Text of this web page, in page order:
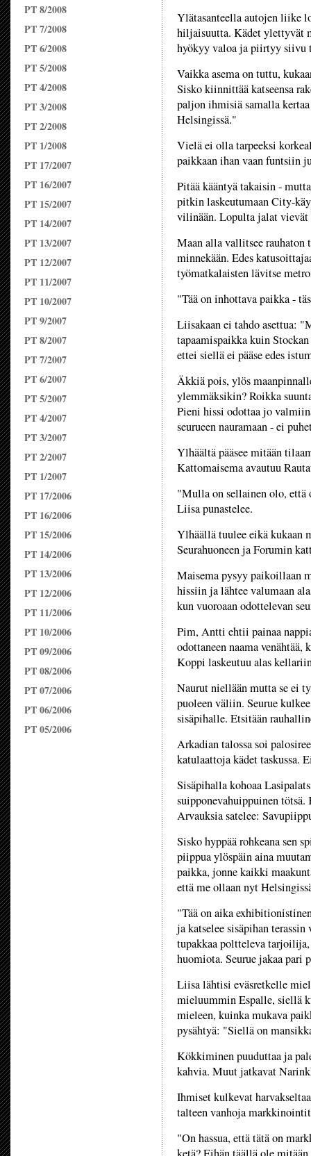
PT 8/2008
PT 7/2008
PT 6/2008
PT 5/2008
PT 4/2008
PT 3/2008
PT 2/2008
PT 1/2008
PT 17/2007
PT 16/2007
PT 15/2007
PT 14/2007
PT 13/2007
PT 12/2007
PT 11/2007
PT 10/2007
PT 9/2007
PT 8/2007
PT 7/2007
PT 6/2007
PT 5/2007
PT 4/2007
PT 3/2007
PT 2/2007
PT 1/2007
PT 17/2006
PT 16/2006
PT 15/2006
PT 14/2006
PT 13/2006
PT 12/2006
PT 11/2006
PT 10/2006
PT 09/2006
PT 08/2006
PT 07/2006
PT 06/2006
PT 05/2006
Ylätasanteella autojen liike
hiljaisuutta. Kädet ylettyvät
hyökyy valoa ja piirtyy siivu
Vaikka asema on tuttu,
Sisko kiinnittää katseensa
paljon ihmisiä samalla
Helsingissä."
Vielä ei olla tarpeeksi
paikkaan ihan vaan funtsiin
Pitää kääntyä takaisin -
pitkin laskeutumaan City-
vilinään. Lopulta jalat
Maan alla vallitsee rauhaton
minnekään. Edes
työmatkalaisten lävitse
"Tää on inhottava paikka -
Liisakaan ei tahdo asettua:
tapaamispaikka kuin
ettei siellä ei pääse edes
Äkkiä pois, ylös
ylemmäksikin? Roikka
Pieni hissi odottaa jo
seurueen nauramaan - ei
Ylhäältä pääsee mitään
Kattomaisema avautuu
"Mulla on sellainen olo, että
Liisa punastelee.
Ylhäällä tuulee eikä kukaan
Seurahuoneen ja Forumin
Maisema pysyy paikoillaan
hissiin ja lähtee valumaan
kun vuoroaan odottelevan
Pim, Antti ehtii painaa
odottaneen naama
Koppi laskeutuu alas
Naurut niellään mutta se ei
puoleen väliin. Seurue
sisäpihalle. Etsitään
Arkadian talossa soi
katulaattoja kädet taskussa.
Sisäpihalla kohoaa
suipponevahuippuinen
Arvauksia satelee:
Sisko hyppää rohkeana sen
piippua ylöspäin aina
paikka, jonne kaikki
että me ollaan nyt
"Tää on aika
ja katselee sisäpihan
tupakkaa poltteleva
huomiota. Seurue jakaa pari
Liisa lähtisi eväsretkelle
mieluummin Espalle, siellä
mieleen, kuinka mukava
pysähtyä: "Siellä on
Kökkiminen puuduttaa ja
kahvia. Muut jatkavat
Ihmiset kulkevat
talteen vanhoja
"On hassua, että tätä on